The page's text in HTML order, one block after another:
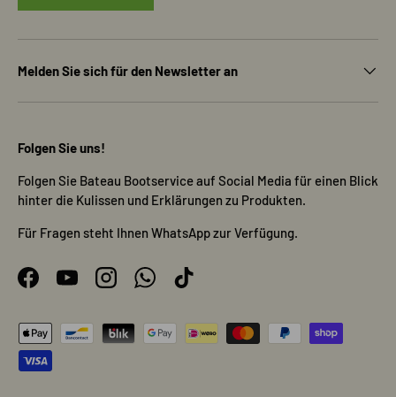
Melden Sie sich für den Newsletter an
Folgen Sie uns!
Folgen Sie Bateau Bootservice auf Social Media für einen Blick
hinter die Kulissen und Erklärungen zu Produkten.
Für Fragen steht Ihnen WhatsApp zur Verfügung.
FacebookYouTubeInstagramWhatsAppTikTok
Zahlungsmethoden